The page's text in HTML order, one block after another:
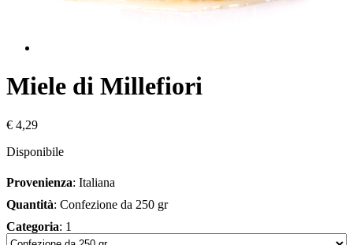
Miele di Millefiori
€ 4,29
Disponibile
Provenienza: Italiana
Quantità: Confezione da 250 gr
Categoria: 1